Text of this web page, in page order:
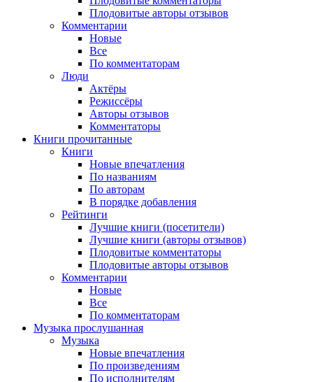
Плодовитые авторы отзывов
Комментарии
Новые
Все
По комментаторам
Люди
Актёры
Режиссёры
Авторы отзывов
Комментаторы
Книги прочитанные
Книги
Новые впечатления
По названиям
По авторам
В порядке добавления
Рейтинги
Лучшие книги (посетители)
Лучшие книги (авторы отзывов)
Плодовитые комментаторы
Плодовитые авторы отзывов
Комментарии
Новые
Все
По комментаторам
Музыка прослушанная
Музыка
Новые впечатления
По произведениям
По исполнителям